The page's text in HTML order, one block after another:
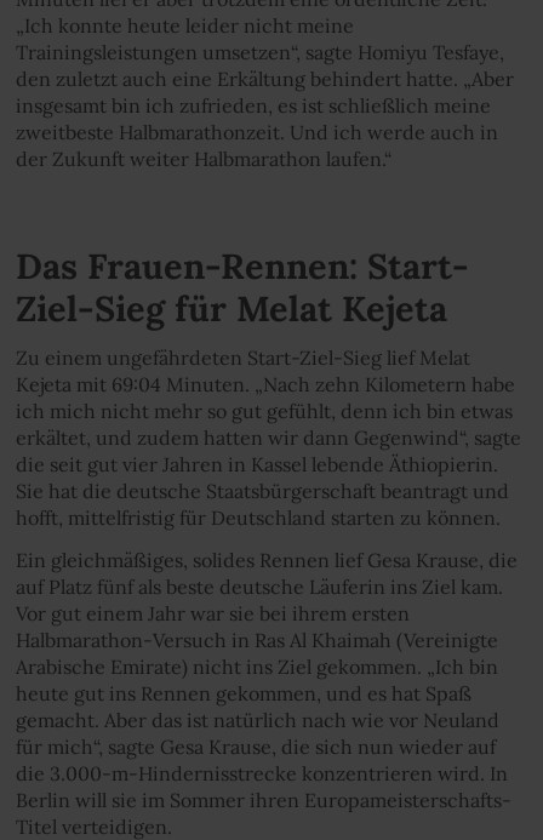
„Ich konnte heute leider nicht meine
Trainingsleistungen umsetzen“, sagte Homiyu Tesfaye,
den zuletzt auch eine Erkältung behindert hatte. „Aber
insgesamt bin ich zufrieden, es ist schließlich meine
zweitbeste Halbmarathonzeit. Und ich werde auch in
der Zukunft weiter Halbmarathon laufen.“
Das Frauen-Rennen: Start-
Ziel-Sieg für Melat Kejeta
Zu einem ungefährdeten Start-Ziel-Sieg lief Melat
Kejeta mit 69:04 Minuten. „Nach zehn Kilometern habe
ich mich nicht mehr so gut gefühlt, denn ich bin etwas
erkältet, und zudem hatten wir dann Gegenwind“, sagte
die seit gut vier Jahren in Kassel lebende Äthiopierin.
Sie hat die deutsche Staatsbürgerschaft beantragt und
hofft, mittelfristig für Deutschland starten zu können.
Ein gleichmäßiges, solides Rennen lief Gesa Krause, die
auf Platz fünf als beste deutsche Läuferin ins Ziel kam.
Vor gut einem Jahr war sie bei ihrem ersten
Halbmarathon-Versuch in Ras Al Khaimah (Vereinigte
Arabische Emirate) nicht ins Ziel gekommen. „Ich bin
heute gut ins Rennen gekommen, und es hat Spaß
gemacht. Aber das ist natürlich nach wie vor Neuland
für mich“, sagte Gesa Krause, die sich nun wieder auf
die 3.000-m-Hindernisstrecke konzentrieren wird. In
Berlin will sie im Sommer ihren Europameisterschafts-
Titel verteidigen.